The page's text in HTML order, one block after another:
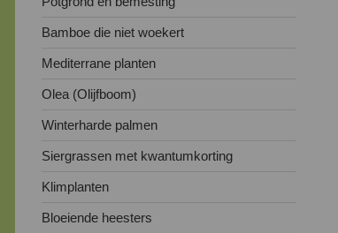
Bamboe die niet woekert
Mediterrane planten
Olea (Olijfboom)
Winterharde palmen
Siergrassen met kwantumkorting
Klimplanten
Bloeiende heesters